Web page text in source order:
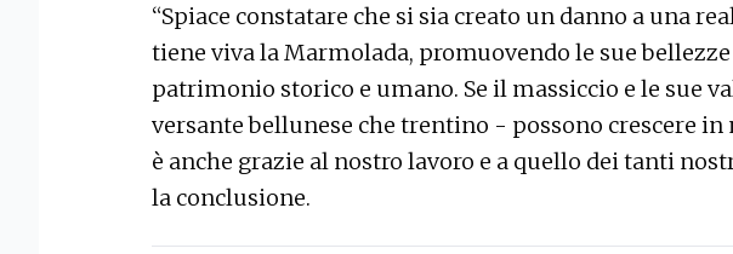
“Spiace constatare che si sia creato un danno a una
tiene viva la Marmolada, promuovendo le sue
patrimonio storico e umano. Se il massiccio e le sue
versante bellunese che trentino - possono crescere in
è anche grazie al nostro lavoro e a quello dei tanti
la conclusione.